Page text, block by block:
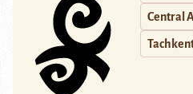
Central